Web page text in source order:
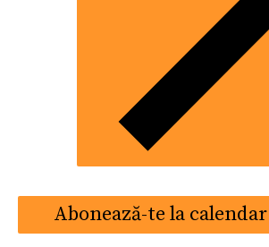
Abonează-te la calendar